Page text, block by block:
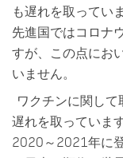
も遅れを取ってい
先進国ではコロナ
すが、この点にお
いません。
ワクチンに関し
遅れを取っていま
2020～2021年に